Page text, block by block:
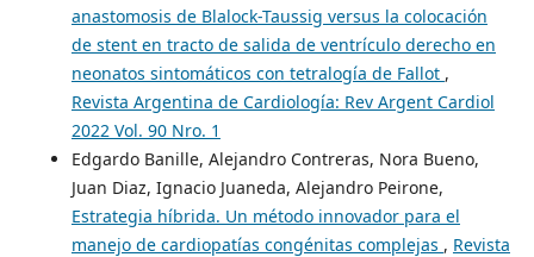
anastomosis de Blalock-Taussig versus la colocación
de stent en tracto de salida de ventrículo derecho en
neonatos sintomáticos con tetralogía de Fallot ,
Revista Argentina de Cardiología: Rev Argent Cardiol
2022 Vol. 90 Nro. 1
Edgardo Banille, Alejandro Contreras, Nora Bueno,
Juan Diaz, Ignacio Juaneda, Alejandro Peirone,
Estrategia híbrida. Un método innovador para el
manejo de cardiopatías congénitas complejas , Revista